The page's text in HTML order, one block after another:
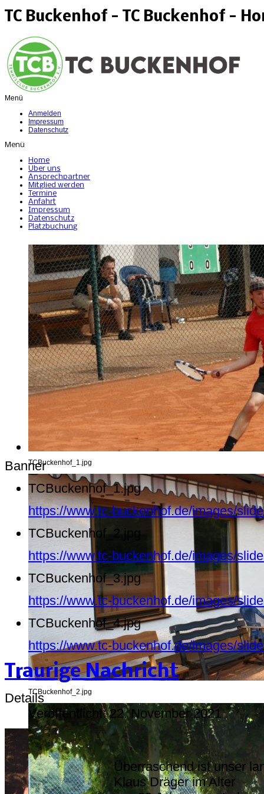
TC Buckenhof - TC Buckenhof -
Menü
Anmelden
Impressum
Datenschutz
Menü
Home
Über uns
Ansprechpartner
Mitglied werden
Termine
Anfahrt
Impressum
Datenschutz
Platzbuchung
TCBuckenhof_1.jpg
TCBuckenhof_2.jpg
Banner
TCBuckenhof_1.jpg
https://www.tc-buckenhof.de/images/
TCBuckenhof_2.jpg
https://www.tc-buckenhof.de/images/
TCBuckenhof_3.jpg
https://www.tc-buckenhof.de/images/
TCBuckenhof_4.jpg
https://www.tc-buckenhof.de/images/
Traurige Nachricht
Details
Veröffentlicht: 22. November 2021
Überraschend ist unser
Klaus Dräger im Alter